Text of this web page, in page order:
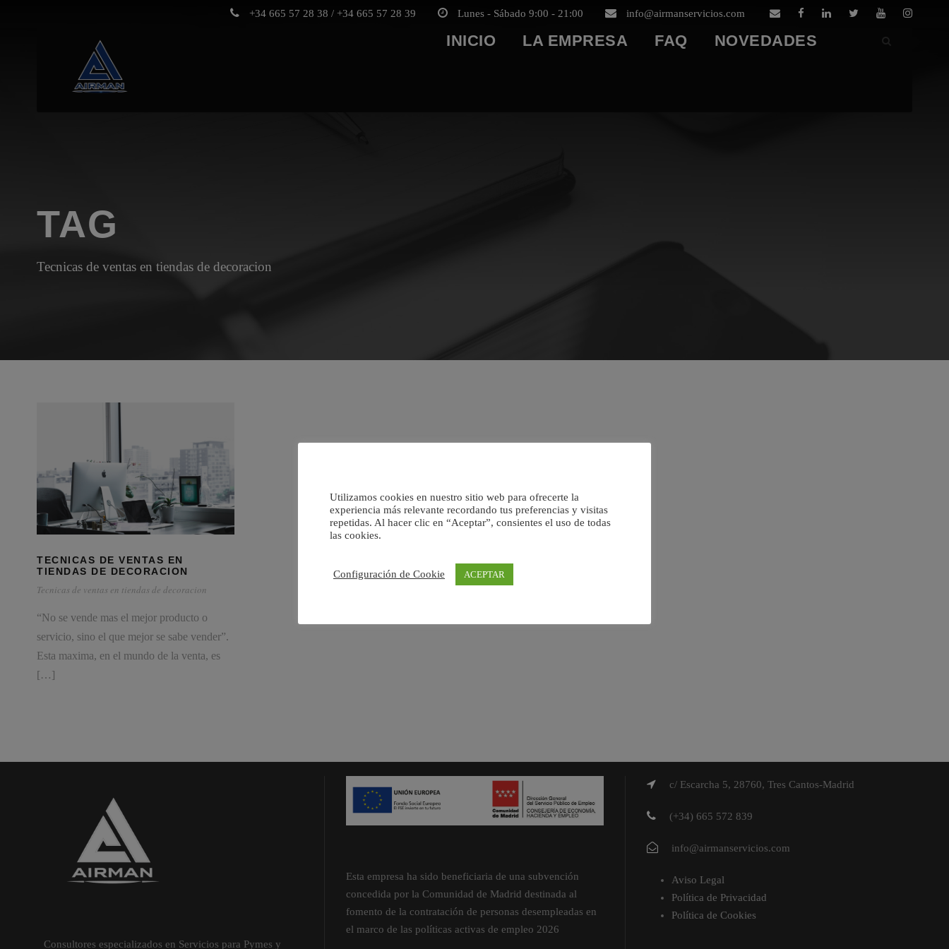
+34 665 57 28 38 / +34 665 57 28 39 Lunes - Sábado 9:00 - 21:00 info@airmanservicios.com
INICIO LA EMPRESA FAQ NOVEDADES
TAG
Tecnicas de ventas en tiendas de decoracion
TECNICAS DE VENTAS EN
TIENDAS DE DECORACION
Tecnicas de ventas en tiendas de decoracion
“No se vende mas el mejor producto o
servicio, sino el que mejor se sabe vender”.
Esta maxima, en el mundo de la venta, es
[…]
Consultores especializados en Servicios para Pymes y
Esta empresa ha sido beneficiaria de una subvención
concedida por la Comunidad de Madrid destinada al
fomento de la contratación de personas desempleadas en
el marco de las políticas activas de empleo 2026
c/ Escarcha 5, 28760, Tres Cantos-Madrid
(+34) 665 572 839
info@airmanservicios.com
Aviso Legal
Política de Privacidad
Política de Cookies
Utilizamos cookies en nuestro sitio web para ofrecerte la
experiencia más relevante recordando tus preferencias y visitas
repetidas. Al hacer clic en “Aceptar”, consientes el uso de todas
las cookies.
Configuración de Cookie ACEPTAR